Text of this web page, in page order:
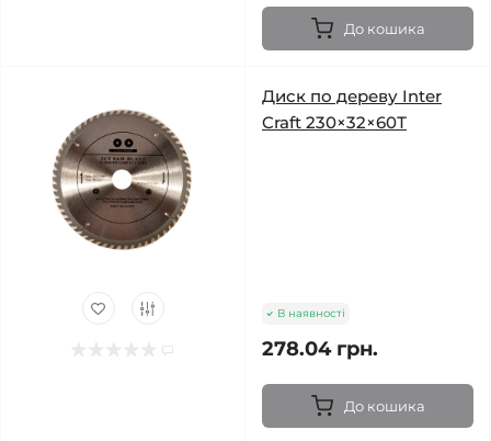
До кошика
Диск по дереву Inter
Craft 230×32×60Т
В наявності
278.04 грн.
До кошика